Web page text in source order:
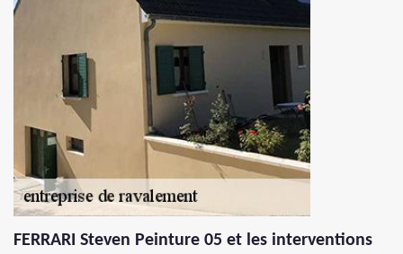
FERRARI Steven Peinture 05 et les interventions